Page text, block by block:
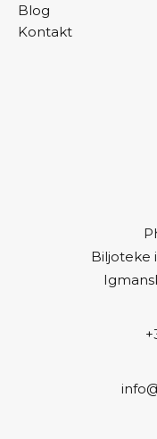
Blog
Kontakt
Biljoteke